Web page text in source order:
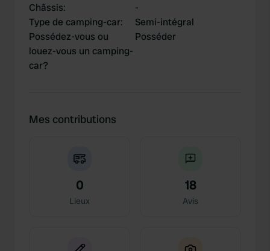
Châssis:
-
Type de camping-car:
Semi-intégral
Possédez-vous ou
louez-vous un camping-
car?
Posséder
Mes contributions
0
Lieux
18
Avis